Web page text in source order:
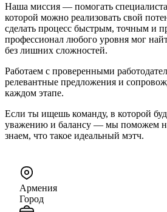
Наша миссия — помогать
которой можно реализовать свой
сделать процесс быстрым, точным и
профессионал любого уровня мог
без лишних сложностей.
Работаем с проверенными
релевантные предложения и
каждом этапе.
Если ты ищешь команду, в которой
уважению и балансу — мы поможем
знаем, что такое идеальный мэтч.
Армения
Город